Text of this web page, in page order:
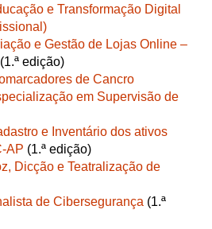
e Transformação Digital
e Gestão de Lojas Online –
(1.ª edição)
de Cancro
em Supervisão de
e Inventário dos ativos
AP (1.ª edição)
Dicção e Teatralização de
de Cibersegurança (1.ª